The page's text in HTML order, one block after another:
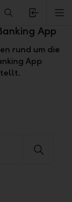
App
rund um die
App